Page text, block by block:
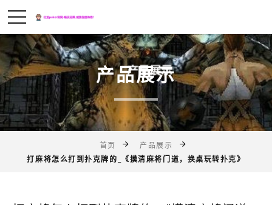
产品展示
首页
产品展示
打麻将怎么打到扑克牌的_《摸清麻将门道，换桌玩转扑克》